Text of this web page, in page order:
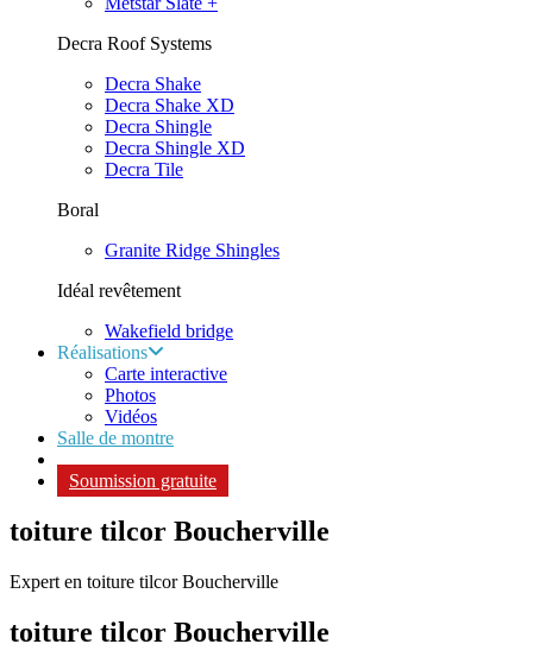
Decra Roof Systems
Decra Shake
Decra Shake XD
Decra Shingle
Decra Shingle XD
Decra Tile
Boral
Granite Ridge Shingles
Idéal revêtement
Wakefield bridge
Réalisations
Carte interactive
Photos
Vidéos
Salle de montre
Soumission gratuite
toiture tilcor Boucherville
Expert en toiture tilcor Boucherville
toiture tilcor Boucherville